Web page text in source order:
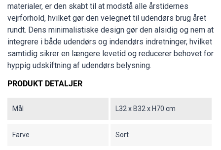
materialer, er den skabt til at modstå alle årstidernes
vejrforhold, hvilket gør den velegnet til udendørs brug året
rundt. Dens minimalistiske design gør den alsidig og nem at
integrere i både udendørs og indendørs indretninger, hvilket
samtidig sikrer en længere levetid og reducerer behovet for
hyppig udskiftning af udendørs belysning.
PRODUKT DETALJER
Mål L32 x B32 x H70 cm
Farve Sort